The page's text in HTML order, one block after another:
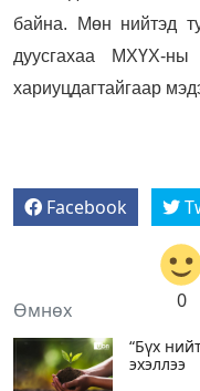
байна. Мөн нийтэд
дуусгахаа МХҮХ-
хариуцдагтайгаар
Facebook
0
Өмнөх
“Бүх
эхэллээ